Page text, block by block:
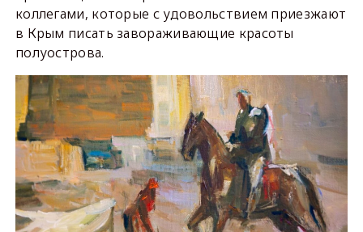
коллегами, которые с удовольствием приезжают
в Крым писать завораживающие красоты
полуострова.